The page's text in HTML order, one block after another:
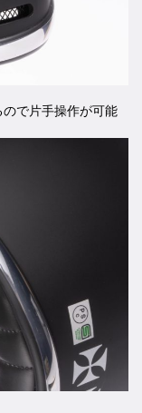
で片手操作が可能